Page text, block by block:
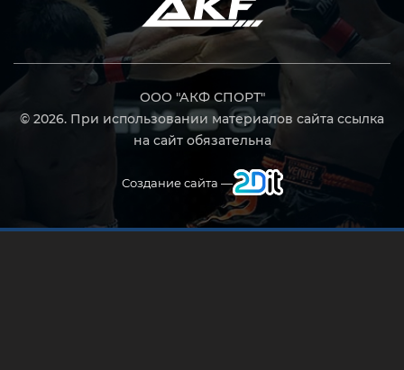
ООО "АКФ СПОРТ"
© 2026. При использовании материалов сайта ссылка
на сайт обязательна
Создание сайта —
Нажмите Enter для поиска или Esc, чтобы закрыть